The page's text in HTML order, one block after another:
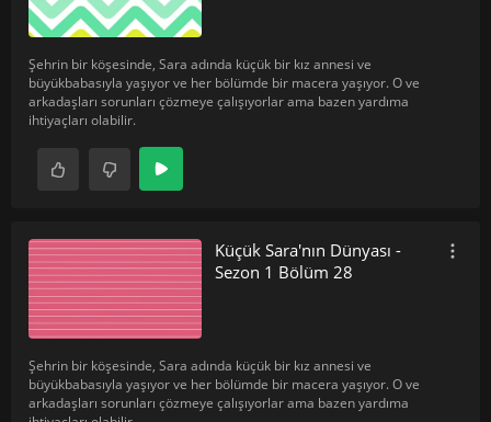
Şehrin bir köşesinde, Sara adında küçük bir kız annesi ve
büyükbabasıyla yaşıyor ve her bölümde bir macera yaşıyor. O ve
arkadaşları sorunları çözmeye çalışıyorlar ama bazen yardıma
ihtiyaçları olabilir.
Küçük Sara'nın Dünyası -
Sezon 1 Bölüm 28
Şehrin bir köşesinde, Sara adında küçük bir kız annesi ve
büyükbabasıyla yaşıyor ve her bölümde bir macera yaşıyor. O ve
arkadaşları sorunları çözmeye çalışıyorlar ama bazen yardıma